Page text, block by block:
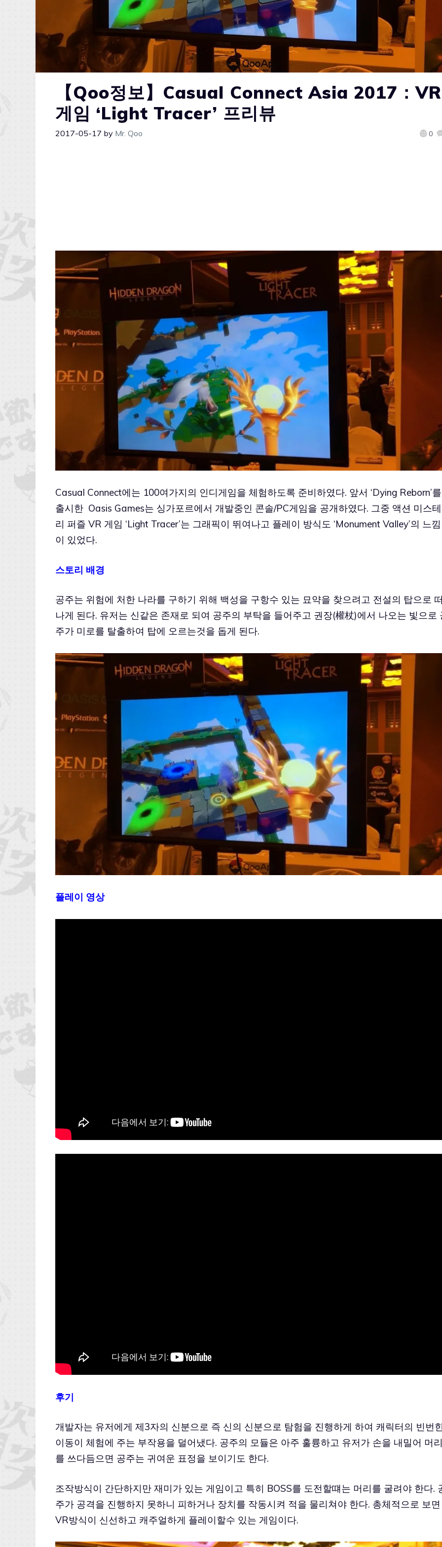
【Qoo정보】Casual Connect Asia 2017：VR
게임 ‘Light Tracer’ 프리뷰
2017-05-17 by Mr. Qoo 0
Casual Connect에는 100여가지의 인디게임을 체험하도록 준비하였다. 앞서 ‘Dying Reborn’를
출시한 Oasis Games는 싱가포르에서 개발중인 콘솔/PC게임을 공개하였다. 그중 액션 미스테
리 퍼즐 VR 게임 ‘Light Tracer’는 그래픽이 뛰여나고 플레이 방식도 ‘Monument Valley’의 느낌
이 있었다.
스토리 배경
공주는 위험에 처한 나라를 구하기 위해 백성을 구항수 있는 묘약을 찾으려고 전설의 탑으로
나게 된다. 유저는 신같은 존재로 되여 공주의 부탁을 들어주고 권장(權杖)에서 나오는 빛으로
주가 미로를 탈출하여 탑에 오르는것을 돕게 된다.
플레이 영상
후기
개발자는 유저에게 제3자의 신분으로 즉 신의 신분으로 탐험을 진행하게 하여 캐릭터의 빈번
이동이 체험에 주는 부작용을 덜어냈다. 공주의 모듈은 아주 훌륭하고 유저가 손을 내밀어 머
를 쓰다듬으면 공주는 귀여운 표정을 보이기도 한다.
조작방식이 간단하지만 재미가 있는 게임이고 특히 BOSS를 도전할떄는 머리를 굴려야 한다.
주가 공격을 진행하지 못하니 피하거나 장치를 작동시켜 적을 물리쳐야 한다. 총체적으로 보면
VR방식이 신선하고 캐주얼하게 플레이할수 있는 게임이다.